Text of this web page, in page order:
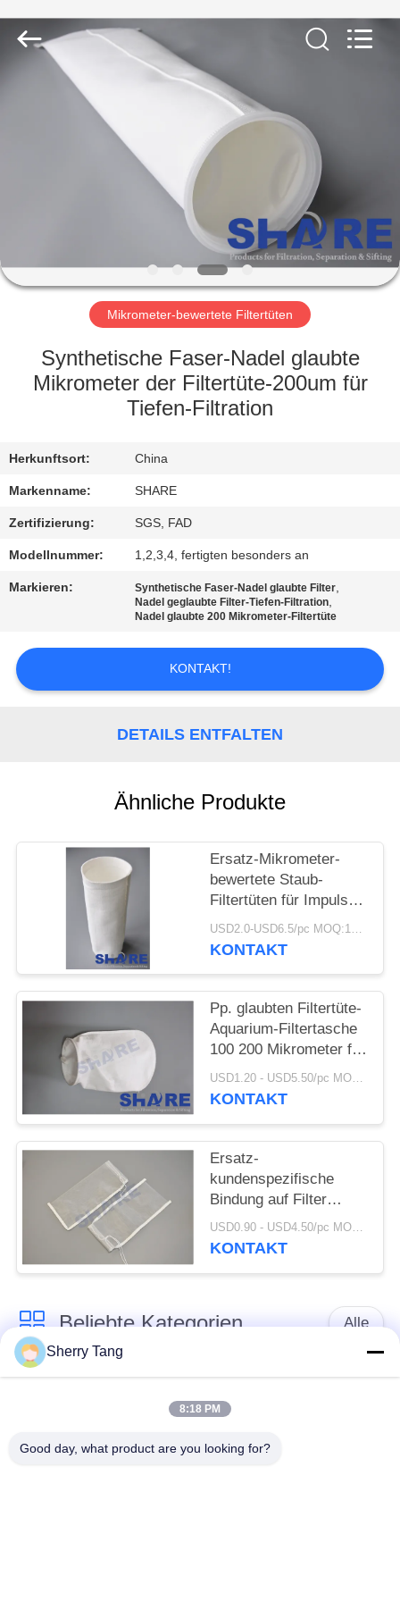
ÜBER
WERKSBESICHTIGUNG
KONTAKT
MIT
UNS
NEUIGKEITEN
RECHTSSACHEN
SITEMAP
PRIVACY
POLICY
Group
Limited.
Mikrometer-bewertete Filtertüten
Synthetische Faser-Nadel glaubte
Mikrometer der Filtertüte-200um für
Tiefen-Filtration
Herkunftsort: China
Markenname: SHARE
Zertifizierung: SGS, FAD
Modellnummer: 1,2,3,4, fertigten besonders an
Markieren: Synthetische Faser-Nadel glaubte Filter,
Nadel geglaubte Filter-Tiefen-Filtration,
Nadel glaubte 200 Mikrometer-Filtertüte
KONTAKT!
DETAILS ENTFALTEN
Ähnliche Produkte
Ersatz-Mikrometer-
bewertete Staub-
Filtertüten für Impuls
Jet Plenum Systems USD2.0-USD6.5/pc MOQ:100pcs
KONTAKT
Pp. glaubten Filtertüte-
Aquarium-Filtertasche
100 200 Mikrometer für
Sumpf
USD1.20 - USD5.50/pc MOQ:100pcs
KONTAKT
Ersatz-
kundenspezifische
Bindung auf Filter
Mesh Bags For Syrup
Processing
USD0.90 - USD4.50/pc MOQ:100pcs
KONTAKT
Beliebte Kategorien Alle
Polyester-Filter-
Gesponnene Filter-
Masche
Nylonfilter-Masche Polypropylenfiltermasche
Sherry Tang
8:18 PM
Good day, what product are you looking for?